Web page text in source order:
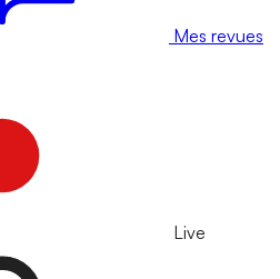
Mes revues
Live